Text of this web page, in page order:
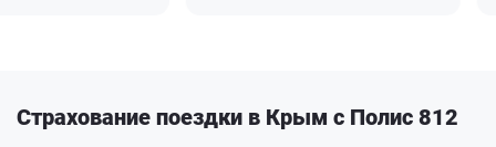
Страхование поездки в Крым с Полис 812